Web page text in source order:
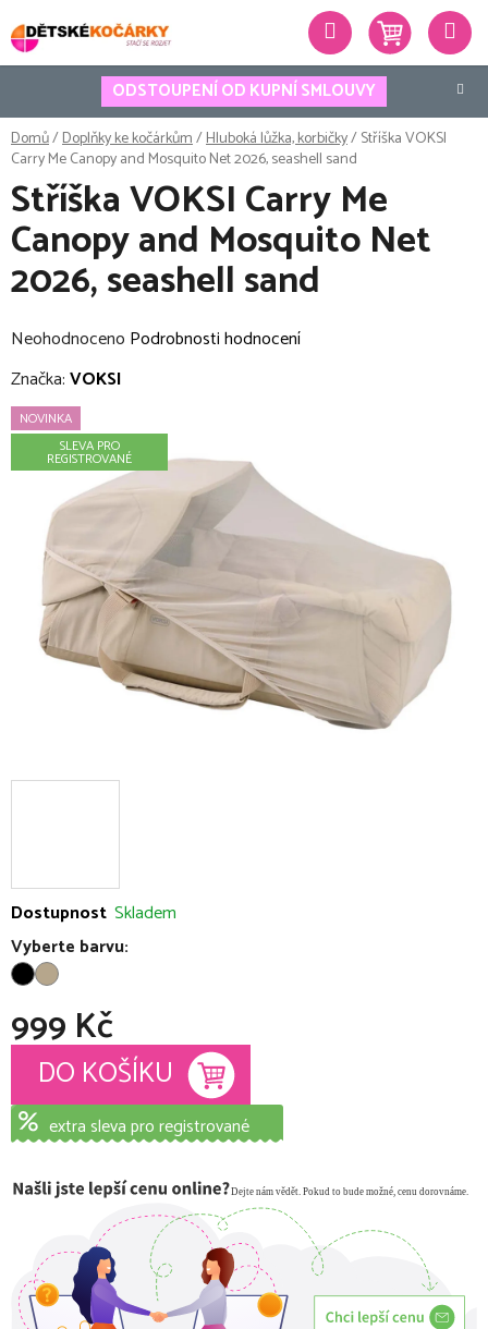
na
obsah
ODSTOUPENÍ OD KUPNÍ SMLOUVY
Hledat
Domů/Doplňky ke kočárkům/Hluboká lůžka, korbičky/Stříška VOKSI
Carry Me Canopy and Mosquito Net 2026, seashell sand
Dostupnost Skladem
Vyberte barvu:
999 Kč
Měrná cena:
DO KOŠÍKU
extra sleva pro registrované
Stříška VOKSI Carry Me
Canopy and Mosquito Net
2026, seashell sand
Průměrné
hodnocení
je
hvězdiček.
Neohodnoceno Podrobnosti hodnocení
Značka:VOKSI
NOVINKA
SLEVA PRO
REGISTROVANÉ